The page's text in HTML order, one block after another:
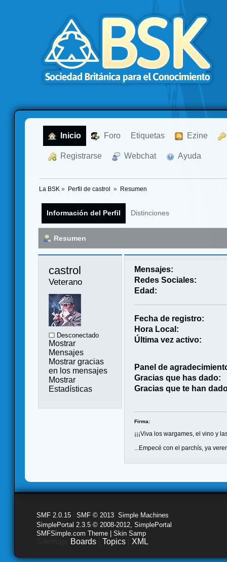
Inicio Foro Etiquetas Ezine
Registrarse Webchat Ayuda
La BSK » Perfil de castrol » Resumen
Información del Perfil Distinciones
Resumen
castrol
Veterano
Desconectado
Mostrar
Mensajes
Mostrar gracias
en los mensajes
Mostrar
Estadísticas
Mensajes:
Redes Sociales:
Edad:
Fecha de registro:
Hora Local:
Última vez activo:
Panel de
Gracias que has dado:
Gracias que te han
Firma:
¡¡¡Viva los wargames, el vino y
...Empecé con el parchís, ya
SMF 2.0.15 SMF © 2013 Simple Machines
SimplePortal 2.3.5 © 2008-2012, SimplePortal
SMFSimple.com Theme | Skin Samp
Boards Topics XML